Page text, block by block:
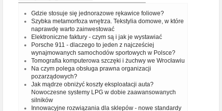
Gdzie stosuje się jednorazowe rękawice foliowe?
Szybka metamorfoza wnętrza. Tekstylia domowe, w które
naprawdę warto zainwestować
Elektroniczne faktury - czym są i jak je wystawiać
Porsche 911 - dlaczego to jeden z najcześciej
wynajmowanych samochodów sportowych w Polsce?
Tomografia komputerowa szczęki i żuchwy we Wrocławiu
Na czym polega obsługa prawna organizacji
pozarządowych?
Jak mądrze obniżyć koszty eksploatacji auta?
Nowoczesne systemy LPG w dobie zaawansowanych
silników
Innowacyjne rozwiązania dla sklepów - nowe standardy